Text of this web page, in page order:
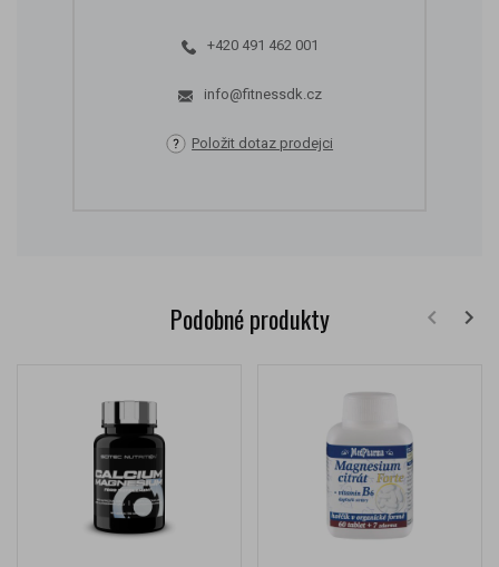
+420 491 462 001
info@fitnessdk.cz
Položit dotaz prodejci
Podobné produkty